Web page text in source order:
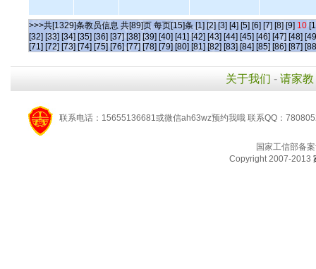
>>>共[1329]条教员信息 共[89]页 每页[15]条 [1] [2] [3] [4] [5] [6] [7] [8] [9] 10
[32] [33] [34] [35] [36] [37] [38] [39] [40] [41] [42] [43] [44] [45] [46] [47] [48]
[71] [72] [73] [74] [75] [76] [77] [78] [79] [80] [81] [82] [83] [84] [85] [86] [87]
关于我们 - 请家教
联系电话：15655136681或微信ah63wz预约我哦 联系QQ：
国家工信部备
Copyright 2007-2013